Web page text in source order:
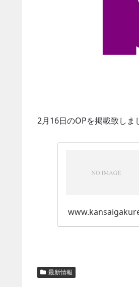
2月16日のOPを掲載致しま
最新情報